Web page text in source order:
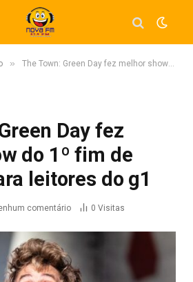
» The Town: Green Day fez melhor show do 1º fim de semana, para leitores do g1
Day fez
do 1º fim de
leitores do g1
comentário 0 Visitas